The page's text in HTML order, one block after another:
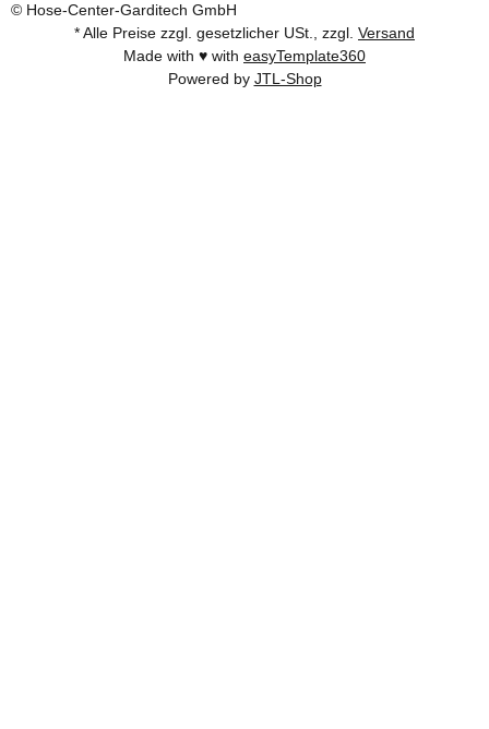
© Hose-Center-Garditech GmbH
Made with ♥ with easyTemplate360
* Alle Preise zzgl. gesetzlicher USt., zzgl. Versand
Powered by JTL-Shop